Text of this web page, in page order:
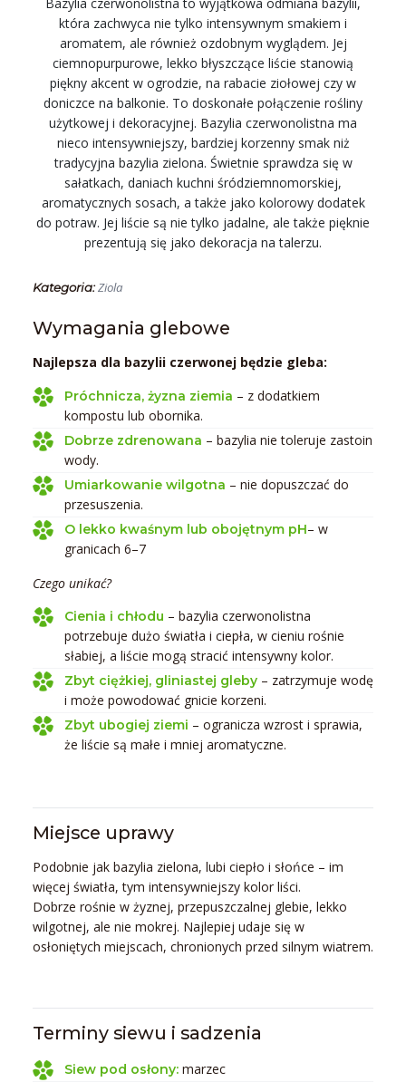
która zachwyca nie tylko intensywnym smakiem i
aromatem, ale również ozdobnym wyglądem. Jej
ciemnopurpurowe, lekko błyszczące liście stanowią
piękny akcent w ogrodzie, na rabacie ziołowej czy w
doniczce na balkonie. To doskonałe połączenie rośliny
użytkowej i dekoracyjnej. Bazylia czerwonolistna ma
nieco intensywniejszy, bardziej korzenny smak niż
tradycyjna bazylia zielona. Świetnie sprawdza się w
sałatkach, daniach kuchni śródziemnomorskiej,
aromatycznych sosach, a także jako kolorowy dodatek
do potraw. Jej liście są nie tylko jadalne, ale także pięknie
prezentują się jako dekoracja na talerzu.
Kategoria:Ziola
Wymagania glebowe
Najlepsza dla bazylii czerwonej będzie gleba:
Próchnicza, żyzna ziemia – z dodatkiem
kompostu lub obornika.
Dobrze zdrenowana – bazylia nie toleruje zastoin
wody.
Umiarkowanie wilgotna – nie dopuszczać do
przesuszenia.
O lekko kwaśnym lub obojętnym pH– w
granicach 6–7
Czego unikać?
Cienia i chłodu – bazylia czerwonolistna
potrzebuje dużo światła i ciepła, w cieniu rośnie
słabiej, a liście mogą stracić intensywny kolor.
Zbyt ciężkiej, gliniastej gleby – zatrzymuje wodę
i może powodować gnicie korzeni.
Zbyt ubogiej ziemi – ogranicza wzrost i sprawia,
że liście są małe i mniej aromatyczne.
Miejsce uprawy
Podobnie jak bazylia zielona, lubi ciepło i słońce – im
więcej światła, tym intensywniejszy kolor liści.
Dobrze rośnie w żyznej, przepuszczalnej glebie, lekko
wilgotnej, ale nie mokrej. Najlepiej udaje się w
osłoniętych miejscach, chronionych przed silnym wiatrem.
Terminy siewu i sadzenia
Siew pod osłony: marzec